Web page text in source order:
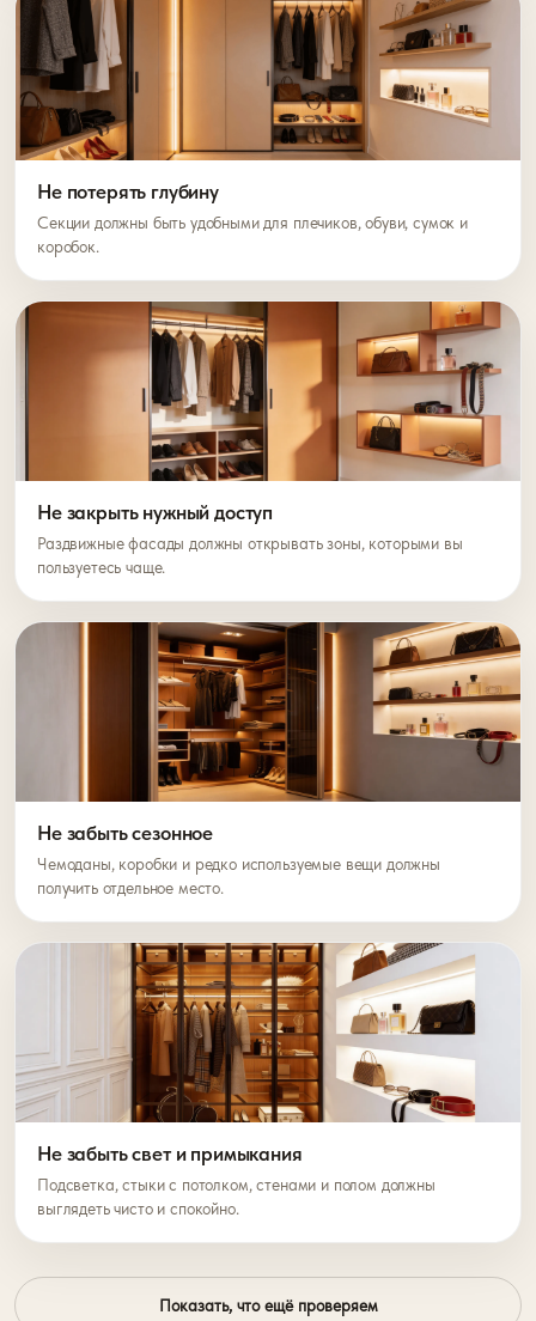
Не потерять глубину
Секции должны быть удобными для плечиков, обуви, сумок и
коробок.
Не закрыть нужный доступ
Раздвижные фасады должны открывать зоны, которыми вы
пользуетесь чаще.
Не забыть сезонное
Чемоданы, коробки и редко используемые вещи должны
получить отдельное место.
Не забыть свет и примыкания
Подсветка, стыки с потолком, стенами и полом должны
выглядеть чисто и спокойно.
Показать, что ещё проверяем